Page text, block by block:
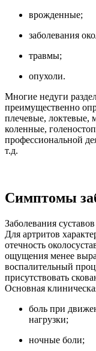
врожденные;
заболевания
травмы;
опухоли.
Многие недуги
преимущественно
плечевые, локтевые,
коленные,
профессиональной
т.д.
Симптомы
Заболевания
Для артритов
отечность
ощущения менее
воспалительный
присутствовать
Основная
боль при
нагрузки;
ночные боли;